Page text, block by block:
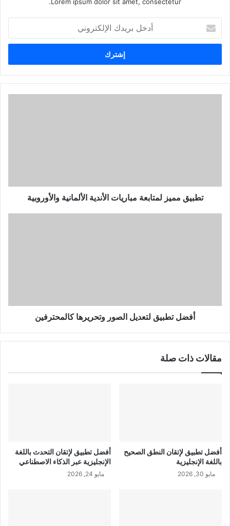
بريدك
الإلكتروني
تطبيق مميز لمتابعة مباريات الأندية الألمانية والأوروبية
أفضل تطبيق لتعديل الصور وتحريرها كالمحترفين
مقالات ذات صلة
أفضل تطبيق لإتقان النطق الصحيح
باللغة الإنجليزية
مايو 30, 2026
أفضل تطبيق لإتقان التحدث باللغة
الإنجليزية عبر الذكاء الاصطناعي
مايو 24, 2026